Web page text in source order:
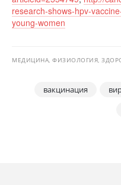
research-shows-hpv-
young-women
МЕДИЦИНА, ФИЗИОЛОГИЯ,
вакцинация